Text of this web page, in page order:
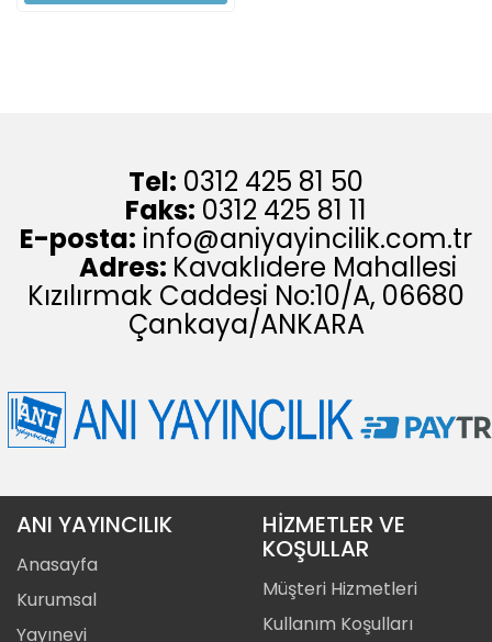
Tel: 0312 425 81 50
Faks: 0312 425 81 11
E-posta: info@aniyayincilik.com.tr
Adres: Kavaklıdere Mahallesi
Kızılırmak Caddesi No:10/A, 06680
Çankaya/ANKARA
ANI YAYINCILIK
Anasayfa
Kurumsal
Yayınevi
HİZMETLER VE
KOŞULLAR
Müşteri Hizmetleri
Kullanım Koşulları